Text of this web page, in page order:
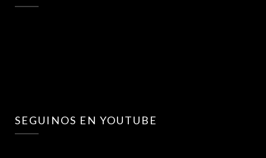
SEGUINOS EN YOUTUBE